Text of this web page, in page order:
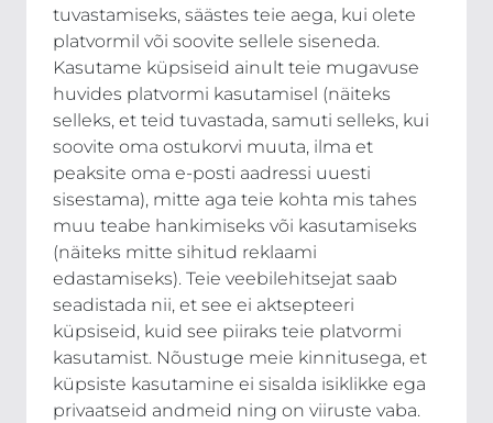
tuvastamiseks, säästes teie aega, kui olete
platvormil või soovite sellele siseneda.
Kasutame küpsiseid ainult teie mugavuse
huvides platvormi kasutamisel (näiteks
selleks, et teid tuvastada, samuti selleks, kui
soovite oma ostukorvi muuta, ilma et
peaksite oma e-posti aadressi uuesti
sisestama), mitte aga teie kohta mis tahes
muu teabe hankimiseks või kasutamiseks
(näiteks mitte sihitud reklaami
edastamiseks). Teie veebilehitsejat saab
seadistada nii, et see ei aktsepteeri
küpsiseid, kuid see piiraks teie platvormi
kasutamist. Nõustuge meie kinnitusega, et
küpsiste kasutamine ei sisalda isiklikke ega
privaatseid andmeid ning on viiruste vaba.